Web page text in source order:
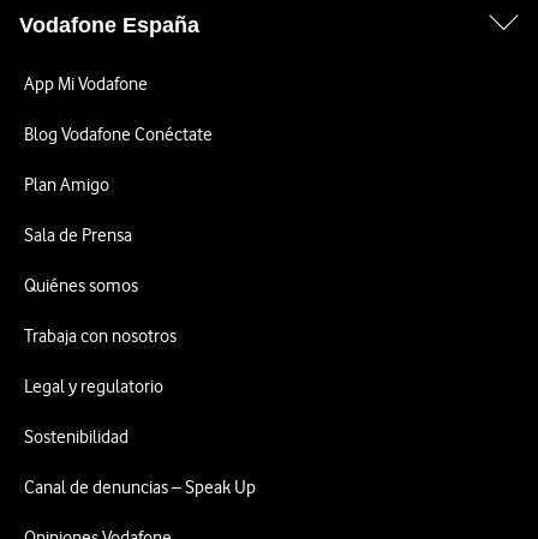
Vodafone España
App Mi Vodafone
Blog Vodafone Conéctate
Plan Amigo
Sala de Prensa
Quiénes somos
Trabaja con nosotros
Legal y regulatorio
Sostenibilidad
Canal de denuncias – Speak Up